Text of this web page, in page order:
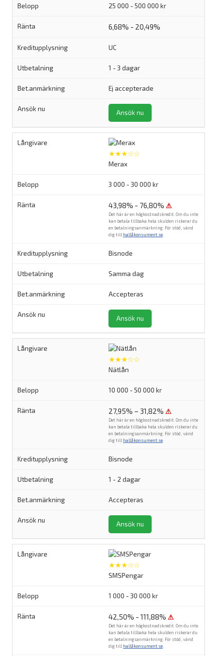
25 000 - 500 000 kr
6,68% - 20,49%
UC
1 - 3 dagar
Ej accepterade
Ansök nu
★★★☆☆
Merax
3 000 - 30 000 kr
43,98% - 76,80% ⚠
Det här är en högkostnadskredit. Om du inte
kan betala tillbaka hela skulden riskerar du
en betalningsanmärkning. För stöd, vänd
dig till hallåkonsument.se
Bisnode
Samma dag
Accepteras
Ansök nu
★★★☆☆
Nätlån
10 000 - 50 000 kr
27,95% – 31,82% ⚠
Det här är en högkostnadskredit. Om du inte
kan betala tillbaka hela skulden riskerar du
en betalningsanmärkning. För stöd, vänd
dig till hallåkonsument.se
Bisnode
1 - 2 dagar
Accepteras
Ansök nu
★★★☆☆
SMSPengar
1 000 - 30 000 kr
42,50% - 111,88% ⚠
Det här är en högkostnadskredit. Om du inte
kan betala tillbaka hela skulden riskerar du
en betalningsanmärkning. För stöd, vänd
dig till hallåkonsument.se